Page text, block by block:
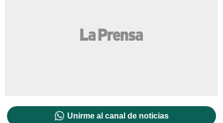
Unirme al canal de noticias